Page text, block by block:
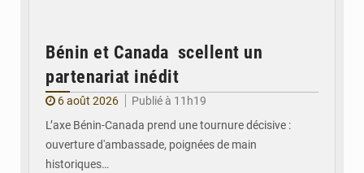
Bénin et Canada scellent un
partenariat inédit
6 août 2026
Publié à 11h19
L’axe Bénin-Canada prend une tournure décisive :
ouverture d'ambassade, poignées de main
historiques…